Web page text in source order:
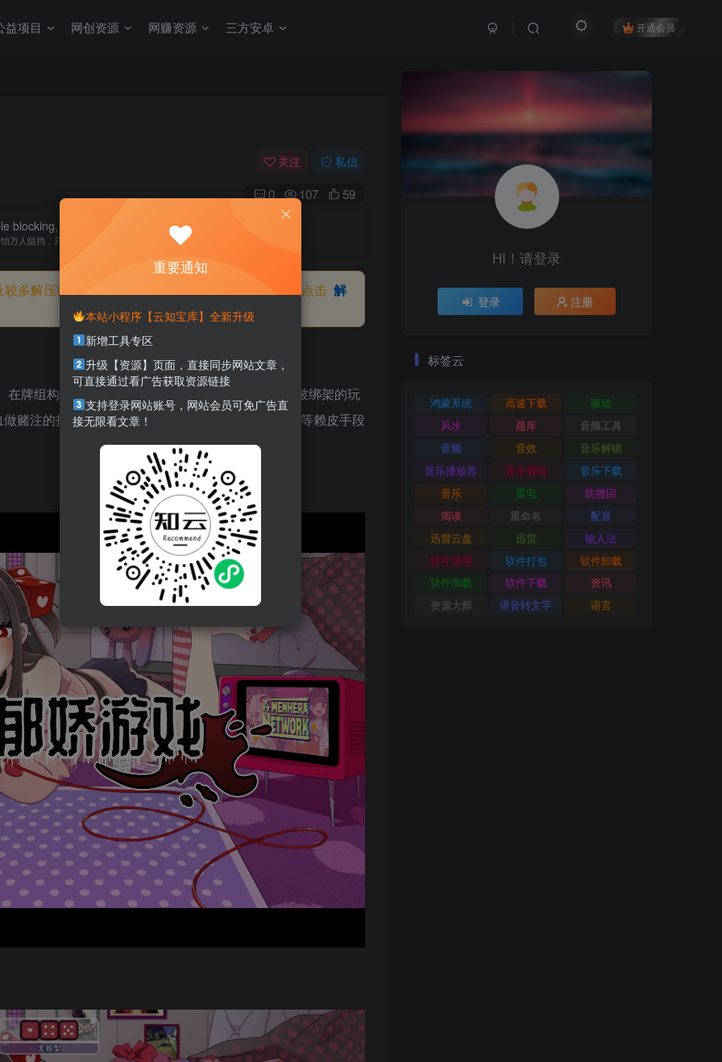
益项目 网创资源 网赚资源 三方安卓 开通会员
关注 私信
0 107 59
blocking, I'm afraid their surrender.
万人阻挡，只怕自己投降
多解压密码，如果你下载的资源需要解压密码，请点击 解
牌组构建Roguelite游戏《血色郁娇游戏》当中，被绑架的玩
赌注的投骰子游戏，并不断赢到最后。靠改造骰面等赖皮手段
HI！请登录
登录 注册
标签云
鸿蒙系统 高速下载
驱动
风水
题库
音频工具
音频
音效
音乐解锁
音乐播放器
音乐剪辑
音乐下载
音乐
雷电
防撤回
阅读
重命名
配音
迅雷云盘
迅雷
输入法
软件管理
软件打包
软件卸载
软件加载
软件下载
资讯
资源大师
语音转文字 语言
重要通知
本站小程序【云知宝库】全新升级
新增工具专区
升级【资源】页面，直接同步网站文章，
可直接通过看广告获取资源链接
支持登录网站账号，网站会员可免广告直
接无限看文章！